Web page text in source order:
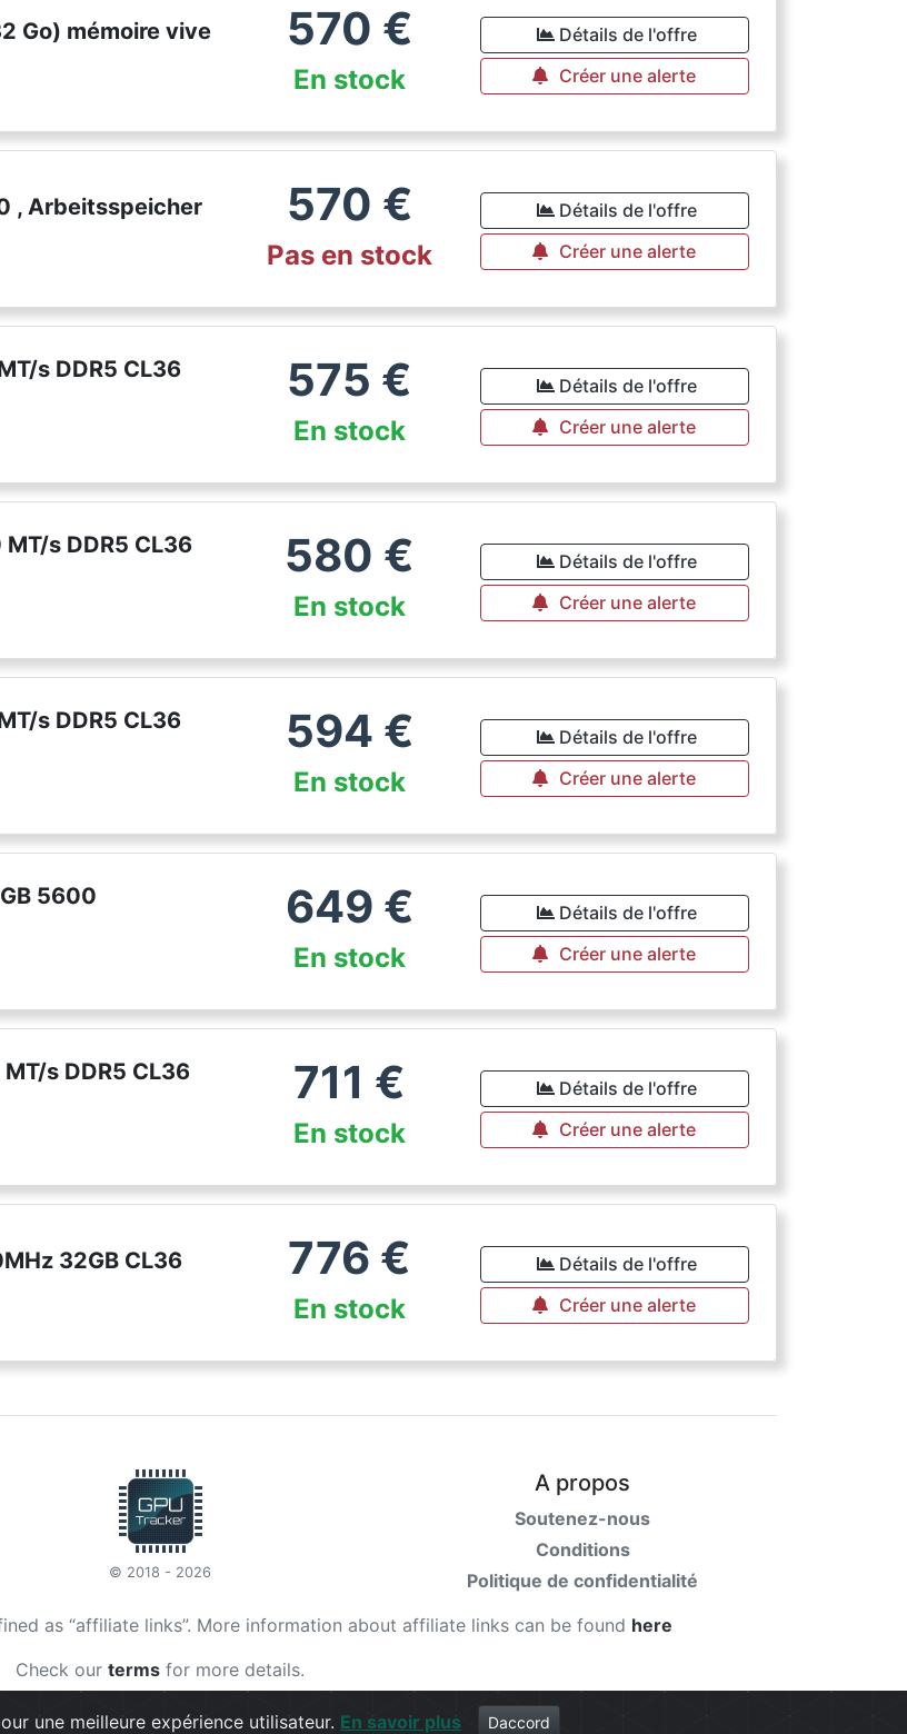
Go) mémoire vive
570 €
En stock
Détails de l'offre
Créer une alerte
, Arbeitsspeicher
570 €
Pas en stock
Détails de l'offre
Créer une alerte
s DDR5 CL36
575 €
En stock
Détails de l'offre
Créer une alerte
s DDR5 CL36
580 €
En stock
Détails de l'offre
Créer une alerte
s DDR5 CL36
594 €
En stock
Détails de l'offre
Créer une alerte
5600
649 €
En stock
Détails de l'offre
Créer une alerte
s DDR5 CL36
711 €
En stock
Détails de l'offre
Créer une alerte
32GB CL36
776 €
En stock
Détails de l'offre
Créer une alerte
© 2018 - 2026
A propos
Soutenez-nous
Conditions
Politique de confidentialité
as “affiliate links”. More information about affiliate links can be found here
Check our terms for more details.
une meilleure expérience utilisateur. En savoir plus Daccord